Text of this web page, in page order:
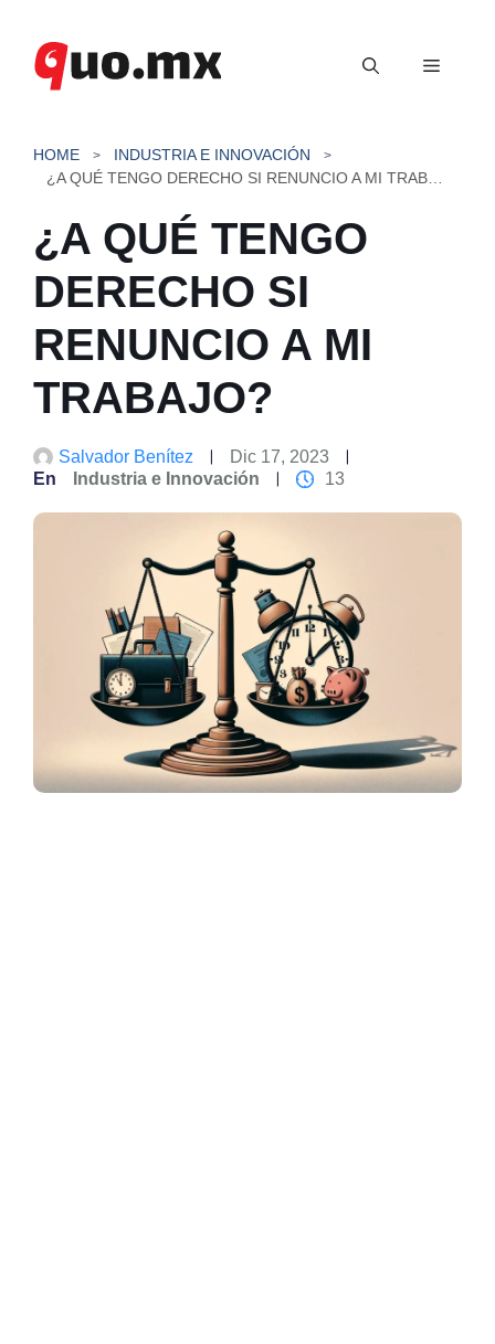
contenido
Menú
HOME
INDUSTRIA E INNOVACIÓN
¿A QUÉ TENGO
DERECHO SI
RENUNCIO A MI
TRABAJO?
Salvador Benítez
Dic 17, 2023
En
Industria e Innovación 13